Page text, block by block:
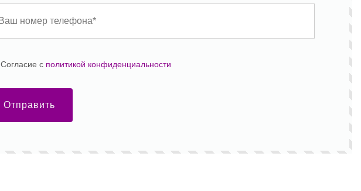
Cогласие с политикой конфиденциальности
Отправить